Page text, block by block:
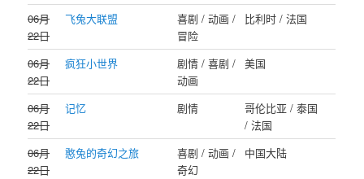
06月
22日
飞兔大联盟
喜剧 / 动画 /
冒险
比利时 / 法国
06月
22日
疯狂小世界
剧情 / 喜剧 /
动画
美国
06月
22日
记忆 剧情
哥伦比亚 / 泰国
/ 法国
06月
22日
憨兔的奇幻之旅
喜剧 / 动画 /
奇幻
中国大陆